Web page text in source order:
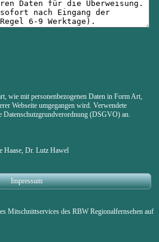
wie mit personenbezogenen Daten in Form Art,
Webseite umgegangen wird. Verwendete
Datenschutzgrundverordnung (DSGVO) an.
Haase, Dr. Lutz Hawel
Impressum
Mitschnittservices des RBW Regionalfernsehen auf